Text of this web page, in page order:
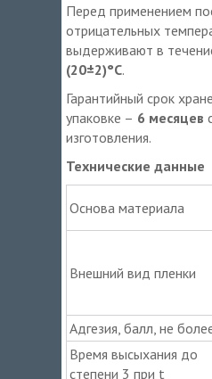
Перед применением
отрицательных
выдерживают в
(20±2)°С.
Гарантийный срок
упаковке – 6 месяцев
изготовления.
Технические данные
Основа материала
Внешний вид пленки
Адгезия, балл, не
Время высыхания до
степени 3 при t